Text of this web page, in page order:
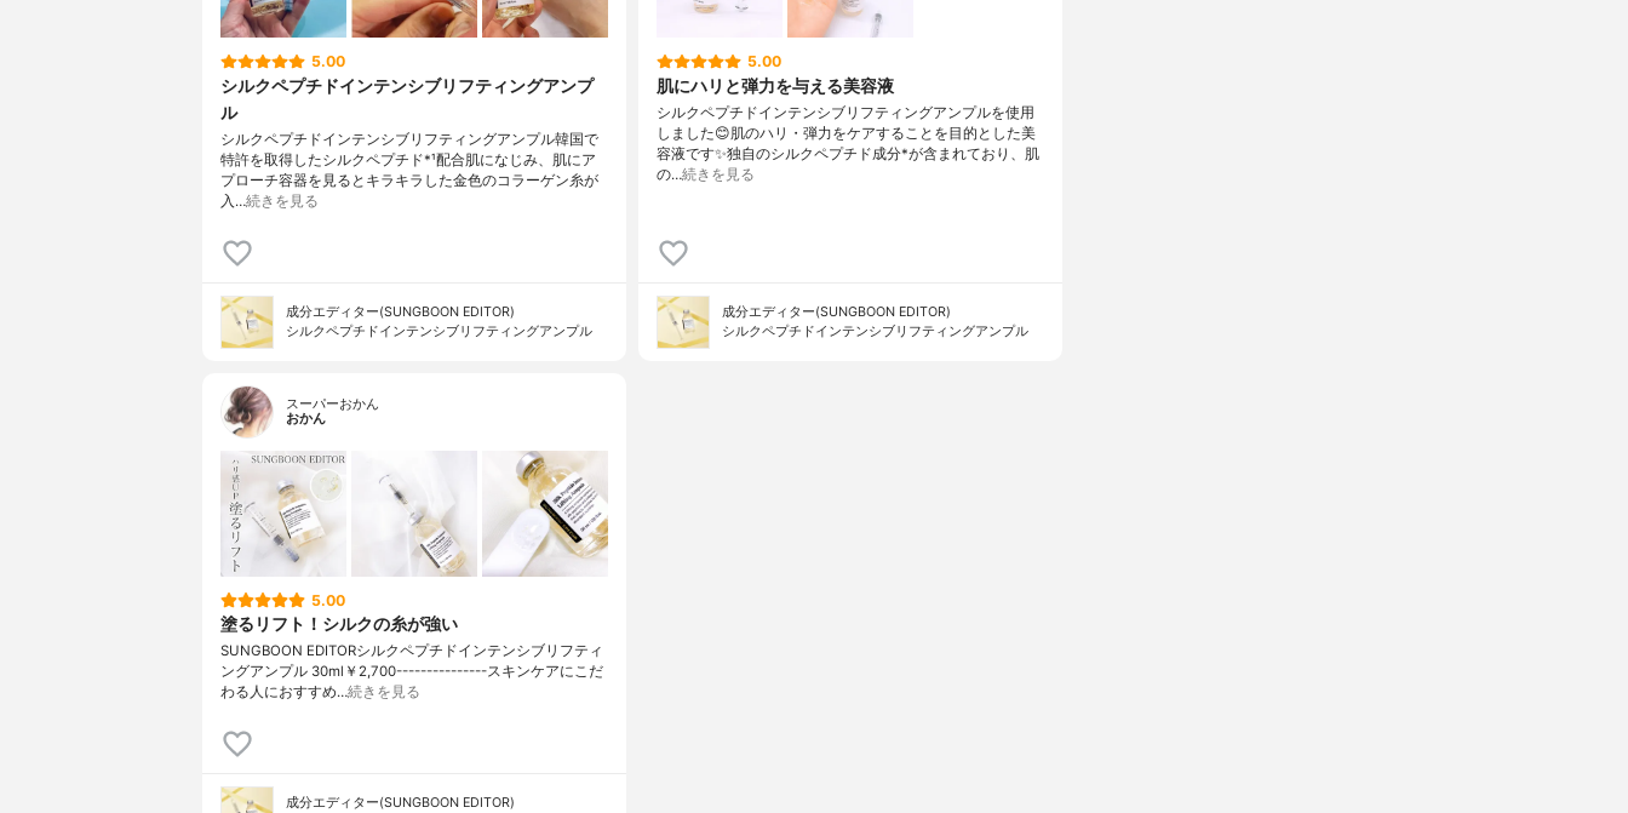
5.00
シルクペプチドインテンシブリフティングアンプ
ル
シルクペプチドインテンシブリフティングアンプル韓国で
特許を取得したシルクペプチド*¹配合肌になじみ、肌にア
プローチ容器を見るとキラキラした金色のコラーゲン糸が
入…続きを見る
成分エディター(SUNGBOON EDITOR)
シルクペプチドインテンシブリフティングアンプル
5.00
肌にハリと弾力を与える美容液
シルクペプチドインテンシブリフティングアンプルを使用
しました😊肌のハリ・弾力をケアすることを目的とした美
容液です✨独自のシルクペプチド成分*が含まれており、肌
の…続きを見る
成分エディター(SUNGBOON EDITOR)
シルクペプチドインテンシブリフティングアンプル
スーパーおかん
おかん
5.00
塗るリフト！シルクの糸が強い
SUNGBOON EDITORシルクペプチドインテンシブリフティ
ングアンプル 30ml￥2,700---------------スキンケアにこだ
わる人におすすめ…続きを見る
成分エディター(SUNGBOON EDITOR)